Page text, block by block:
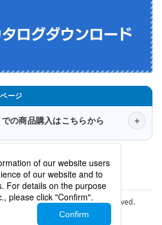
の商品購入はこちらから
窓口
プライバシーポリシー
に関する表示について
Solutions Co.,Ltd. All rights reserved.